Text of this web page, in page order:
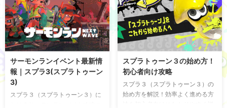
サーモンランイベント最新情
報｜スプラ3(スプラトゥーン
3)
スプラ３（スプラトゥーン３）に
スプラトゥーン３の始め方！
初心者向け攻略
スプラ３（スプラトゥーン３）の
始め方を解説！効率よく進める方